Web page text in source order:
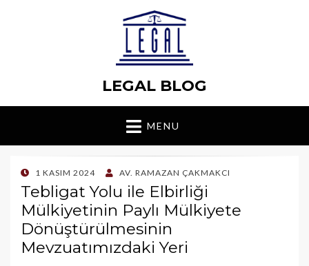
LEGAL BLOG
MENU
POSTED
ON
1 KASIM 2024 AV. RAMAZAN ÇAKMAKCI
Tebligat Yolu ile Elbirliği
Mülkiyetinin Paylı Mülkiyete
Dönüştürülmesinin
Mevzuatımızdaki Yeri